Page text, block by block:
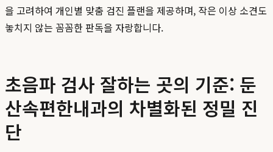
을 고려하여 개인별 맞춤 검진 플랜을 제공하며, 작은 이상 소견도
놓치지 않는 꼼꼼한 판독을 자랑합니다.
초음파 검사 잘하는 곳의 기준: 둔
산속편한내과의 차별화된 정밀 진
단